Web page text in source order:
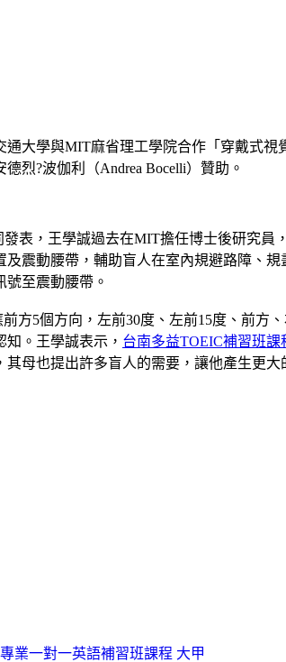
大學與MIT麻省理工學院合作「穿戴式
烈?波伽利（Andrea Bocelli）贊助。
表，王學誠過去在MIT擔任博士後研究
震動腰帶，輔助盲人在室內規避路障、
至震動腰帶。
方5個方向，左前30度、左前15度、前方
。王學誠表示， 台南多益TOEIC補習班課
母也提出許多盲人的需要，讓他產生更
業一對一英語補習班課程 大甲